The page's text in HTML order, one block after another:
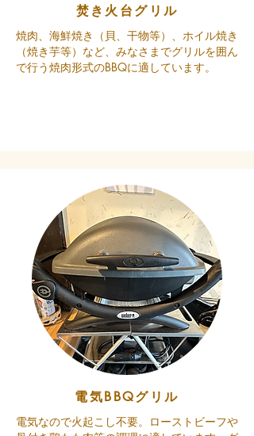
焚き火台グリル
焼肉、海鮮焼き（貝、干物等）、ホイル焼き
（焼き芋等）など、みなさまでグリルを囲ん
で行う焼肉形式のBBQに適しています。
電気BBQグリル
電気なので火起こし不要。ローストビーフや